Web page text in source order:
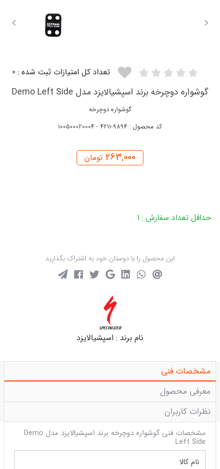
تعداد کل امتیازات ثبت شده : 0
گوشواره دوچرخه برند اسپشیالایزد مدل Demo Left Side
گوشواره دوچرخه
کد محصول : 9894-4211 - 100500020004
263,000 تومان
حداقل تعداد سفارش : 1
این محصول را با دوستان خود به اشتراک بگذارید
نام برند : اسپشیالایزد
مشخصات فنی
معرفی محصول
نظرات کاربران
مشخصات فنی گوشواره دوچرخه برند اسپشیالایزد مدل Demo
Left Side
نام کالا